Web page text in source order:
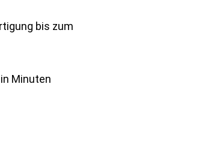
bis zum
Minuten